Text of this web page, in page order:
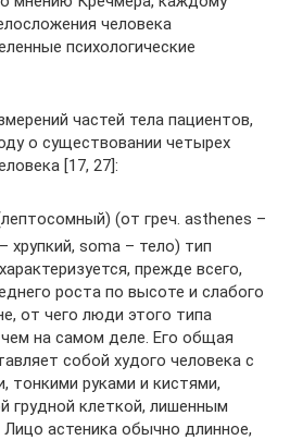
человека
психологические
частей тела пациентов,
о существовании четырех
[17, 27]:
(от греч. asthenes –
хрупкий, soma – тело) тип
прежде всего,
роста по высоте и слабого
от чего люди этого типа
на самом деле. Его общая
собой худого человека с
тонкими руками и кистями,
грудной клеткой, лишенным
астеника обычно длинное,